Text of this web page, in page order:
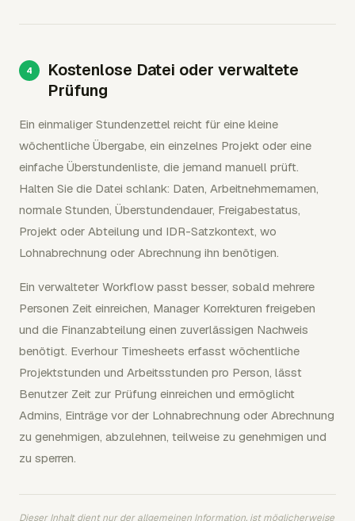
Kostenlose Datei oder verwaltete
Prüfung
Ein einmaliger Stundenzettel reicht für eine kleine
wöchentliche Übergabe, ein einzelnes Projekt oder eine
einfache Überstundenliste, die jemand manuell prüft.
Halten Sie die Datei schlank: Daten, Arbeitnehmernamen,
normale Stunden, Überstundendauer, Freigabestatus,
Projekt oder Abteilung und IDR-Satzkontext, wo
Lohnabrechnung oder Abrechnung ihn benötigen.
Ein verwalteter Workflow passt besser, sobald mehrere
Personen Zeit einreichen, Manager Korrekturen freigeben
und die Finanzabteilung einen zuverlässigen Nachweis
benötigt. Everhour Timesheets erfasst wöchentliche
Projektstunden und Arbeitsstunden pro Person, lässt
Benutzer Zeit zur Prüfung einreichen und ermöglicht
Admins, Einträge vor der Lohnabrechnung oder Abrechnung
zu genehmigen, abzulehnen, teilweise zu genehmigen und
zu sperren.
Dieser Inhalt dient nur der allgemeinen Information, ist möglicherweise